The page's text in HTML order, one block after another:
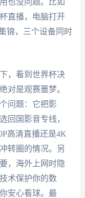
也没问题。比如
直播，电脑打开
锦，三个设备同时
，看到世界杯决
是观赛噩梦。
问题：它把影
回国影音专线，
高清直播还是4K
转圈的情况。另
，海外上网时隐
术保护你的数
安心看球。最